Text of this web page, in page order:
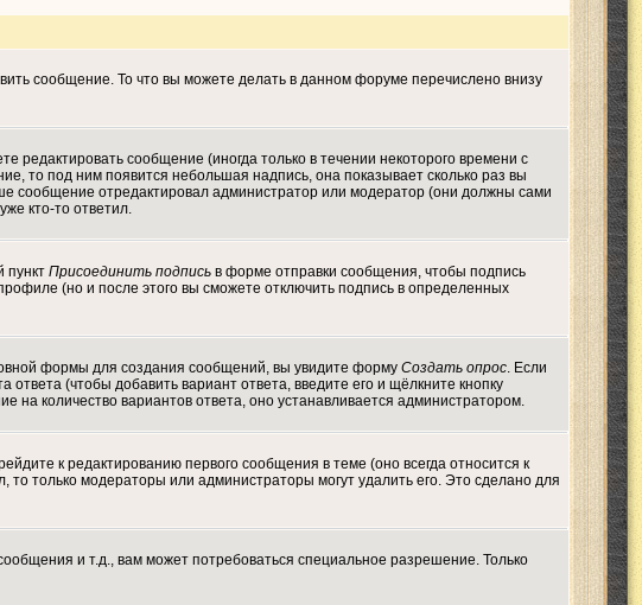
сообщение. То что вы можете делать в данном форуме перечислено внизу
сообщение (иногда только в течении некоторого времени с
то под ним появится небольшая надпись, она показывает сколько раз вы
сообщение отредактировал администратор или модератор (они должны сами
кто-то ответил.
пункт Присоединить подпись в форме отправки сообщения, чтобы подпись
(но и после этого вы сможете отключить подпись в определенных
формы для создания сообщений, вы увидите форму Создать опрос. Если
(чтобы добавить вариант ответа, введите его и щёлкните кнопку
на количество вариантов ответа, оно устанавливается администратором.
к редактированию первого сообщения в теме (оно всегда относится к
то только модераторы или администраторы могут удалить его. Это сделано для
и т.д., вам может потребоваться специальное разрешение. Только